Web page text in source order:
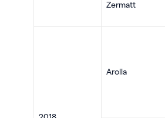
Zermatt
Arolla